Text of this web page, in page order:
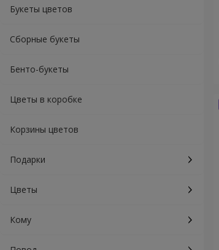
Букеты цветов
Сборные букеты
Бенто-букеты
Цветы в коробке
Корзины цветов
Подарки
Цветы
Кому